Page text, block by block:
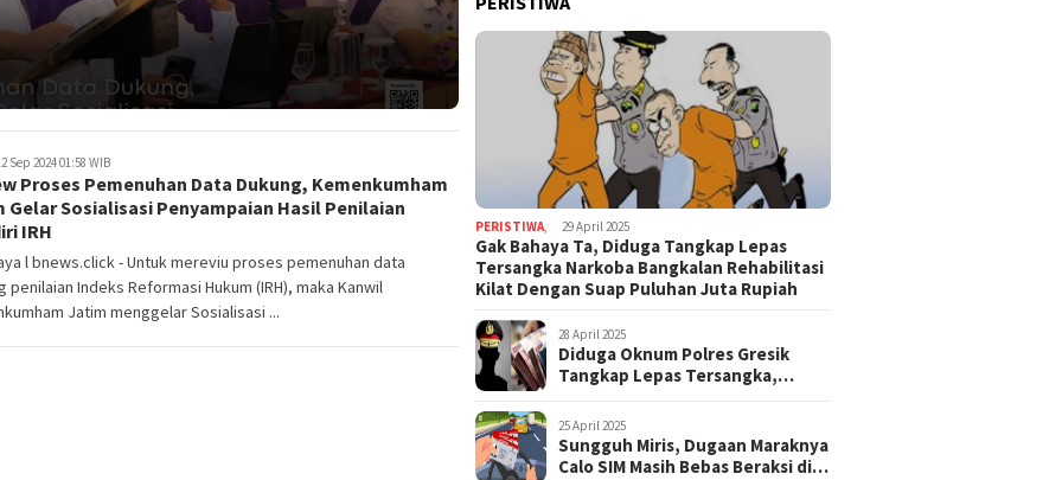
Sep 2024 01:58 WIB
Proses Pemenuhan Data Dukung, Kemenkumham
Gelar Sosialisasi Penyampaian Hasil Penilaian
IRH
l bnews.click - Untuk mereviu proses pemenuhan data
penilaian Indeks Reformasi Hukum (IRH), maka Kanwil
Jatim menggelar Sosialisasi ...
PERISTIWA, 29 April 2025
Gak Bahaya Ta, Diduga Tangkap Lepas
Tersangka Narkoba Bangkalan Rehabilitasi
Kilat Dengan Suap Puluhan Juta Rupiah
28 April 2025
Diduga Oknum Polres Gresik
Tangkap Lepas Tersangka,
25 April 2025
Sungguh Miris, Dugaan Maraknya
Calo SIM Masih Bebas Beraksi di